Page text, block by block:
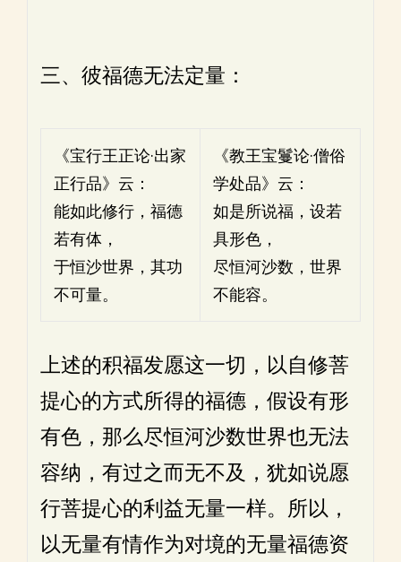
三、彼福德无法定量：
《宝行王正论·出家
正行品》云：
能如此修行，福德
若有体，
于恒沙世界，其功
不可量。
《教王宝鬘论·僧俗
学处品》云：
如是所说福，设若
具形色，
尽恒河沙数，世界
不能容。
上述的积福发愿这一切，以自修菩
提心的方式所得的福德，假设有形
有色，那么尽恒河沙数世界也无法
容纳，有过之而无不及，犹如说愿
行菩提心的利益无量一样。所以，
以无量有情作为对境的无量福德资